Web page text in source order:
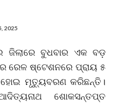
2025
ଜିଲାରେ ବୁଧବାର ଏକ ବଡ଼
ରେଳ ଷ୍ଟେଶନରେ ପ୍ରାୟ ୫
ମୃତ୍ୟୁବରଣ କରିଛନ୍ତି।
ଶୋକସନ୍ତପ୍ତ